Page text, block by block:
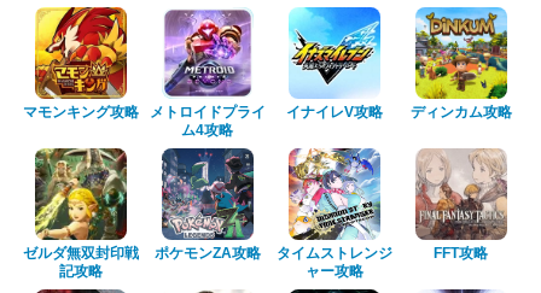
マモンキング攻略
メトロイドプライ
ム4攻略
イナイレV攻略 ディンカム攻略
ゼルダ無双封印戦
記攻略
ポケモンZA攻略
タイムストレンジ
ャー攻略
FFT攻略